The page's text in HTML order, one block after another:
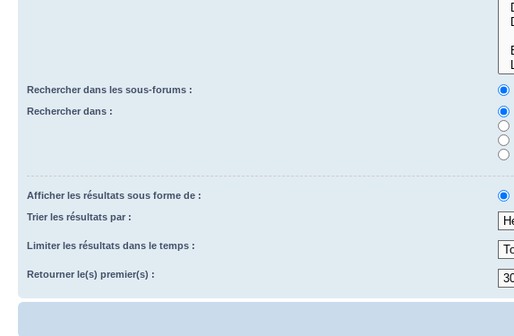
Rechercher dans les sous-forums :
Rechercher dans :
Afficher les résultats sous forme de :
Trier les résultats par :
Limiter les résultats dans le temps :
Retourner le(s) premier(s) :